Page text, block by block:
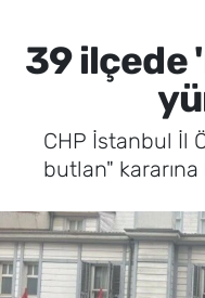
39 ilçede
CHP İstanbul İl
butlan"